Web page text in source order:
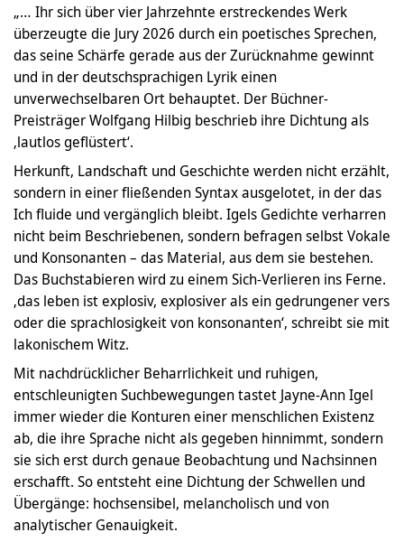
„… Ihr sich über vier Jahrzehnte erstreckendes Werk
überzeugte die Jury 2026 durch ein poetisches Sprechen,
das seine Schärfe gerade aus der Zurücknahme gewinnt
und in der deutschsprachigen Lyrik einen
unverwechselbaren Ort behauptet. Der Büchner-
Preisträger Wolfgang Hilbig beschrieb ihre Dichtung als
‚lautlos geflüstert‘.
Herkunft, Landschaft und Geschichte werden nicht erzählt,
sondern in einer fließenden Syntax ausgelotet, in der das
Ich fluide und vergänglich bleibt. Igels Gedichte verharren
nicht beim Beschriebenen, sondern befragen selbst Vokale
und Konsonanten – das Material, aus dem sie bestehen.
Das Buchstabieren wird zu einem Sich-Verlieren ins Ferne.
‚das leben ist explosiv, explosiver als ein gedrungener vers
oder die sprachlosigkeit von konsonanten‘, schreibt sie mit
lakonischem Witz.
Mit nachdrücklicher Beharrlichkeit und ruhigen,
entschleunigten Suchbewegungen tastet Jayne-Ann Igel
immer wieder die Konturen einer menschlichen Existenz
ab, die ihre Sprache nicht als gegeben hinnimmt, sondern
sie sich erst durch genaue Beobachtung und Nachsinnen
erschafft. So entsteht eine Dichtung der Schwellen und
Übergänge: hochsensibel, melancholisch und von
analytischer Genauigkeit.